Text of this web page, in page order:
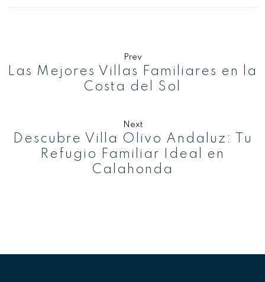
Prev
Las Mejores Villas Familiares en la
Costa del Sol
Next
Descubre Villa Olivo Andaluz: Tu
Refugio Familiar Ideal en
Calahonda